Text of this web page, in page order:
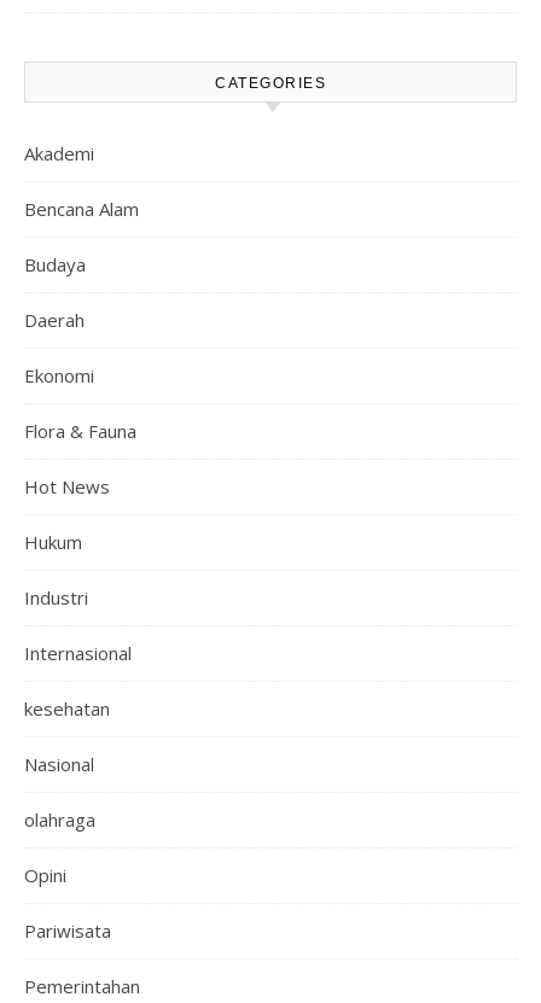
CATEGORIES
Akademi
Bencana Alam
Budaya
Daerah
Ekonomi
Flora & Fauna
Hot News
Hukum
Industri
Internasional
kesehatan
Nasional
olahraga
Opini
Pariwisata
Pemerintahan